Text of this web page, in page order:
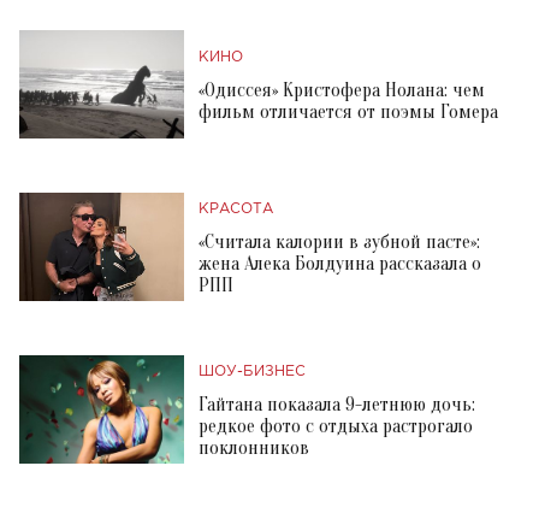
КИНО
«Одиссея» Кристофера Нолана: чем
фильм отличается от поэмы Гомера
КРАСОТА
«Считала калории в зубной пасте»:
жена Алека Болдуина рассказала о
РПП
ШОУ-БИЗНЕС
Гайтана показала 9-летнюю дочь:
редкое фото с отдыха растрогало
поклонников